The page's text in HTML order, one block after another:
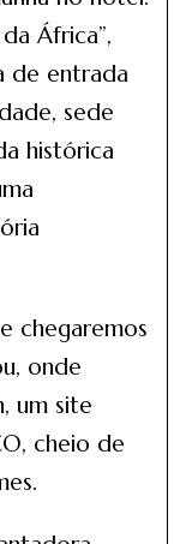
África”,
de entrada
sede
histórica
chegaremos
onde
um site
cheio de